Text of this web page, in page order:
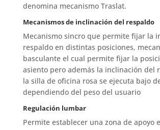
denomina mecanismo Traslat.
Mecanismos de inclinación del respaldo
Mecanismo sincro que permite fijar la
respaldo en distintas posiciones,
basculante el cual permite fijar la
asiento pero además la inclinación del
la silla de oficina rosa se ejecuta bajo
dependiendo del peso del usuario
Regulación lumbar
Permite establecer una zona de apoyo